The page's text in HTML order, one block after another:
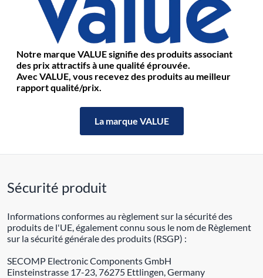
Notre marque VALUE signifie des produits associant
des prix attractifs à une qualité éprouvée.
Avec VALUE, vous recevez des produits au meilleur
rapport qualité/prix.
La marque VALUE
Sécurité produit
Informations conformes au règlement sur la sécurité des
produits de l'UE, également connu sous le nom de Règlement
sur la sécurité générale des produits (RSGP) :
SECOMP Electronic Components GmbH
Einsteinstrasse 17-23, 76275 Ettlingen, Germany